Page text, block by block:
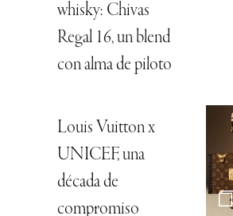
whisky: Chivas
Regal 16, un blend
con alma de piloto
Louis Vuitton x
UNICEF, una
década de
compromiso